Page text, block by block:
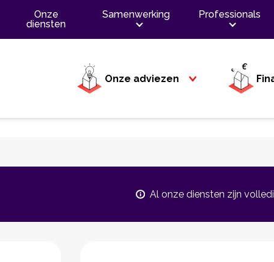
Onze
diensten
Samenwerking Professionals
Onze adviezen
Al onze diensten zijn